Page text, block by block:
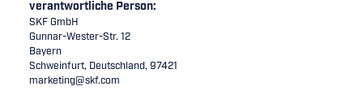
verantwortliche Person:
SKF GmbH
Gunnar-Wester-Str. 12
Bayern
Schweinfurt, Deutschland, 97421
marketing@skf.com